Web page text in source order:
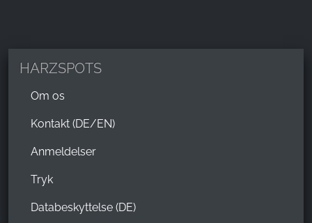
HARZSPOTS
Om os
Kontakt (DE/EN)
Anmeldelser
Tryk
Databeskyttelse (DE)